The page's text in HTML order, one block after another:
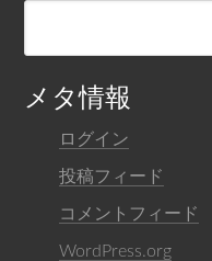
メタ情報
ログイン
投稿フィード
コメントフィード
WordPress.org